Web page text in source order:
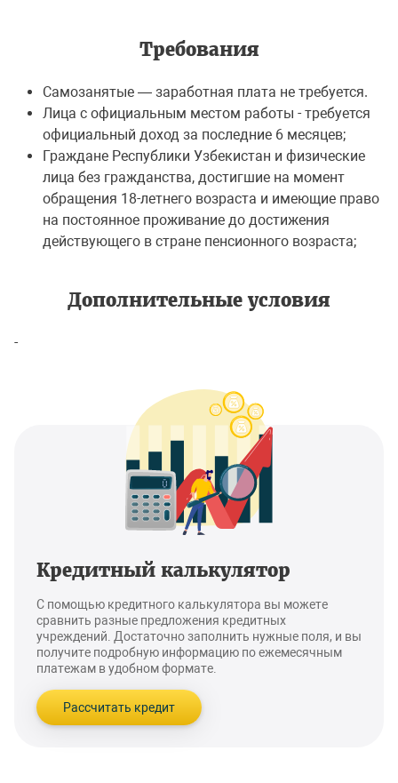
Требования
Самозанятые — заработная плата не требуется.
Лица с официальным местом работы - требуется
официальный доход за последние 6 месяцев;
Граждане Республики Узбекистан и физические
лица без гражданства, достигшие на момент
обращения 18-летнего возраста и имеющие право
на постоянное проживание до достижения
действующего в стране пенсионного возраста;
Дополнительные условия
-
Кредитный калькулятор
С помощью кредитного калькулятора вы можете
сравнить разные предложения кредитных
учреждений. Достаточно заполнить нужные поля, и вы
получите подробную информацию по ежемесячным
платежам в удобном формате.
Рассчитать кредит